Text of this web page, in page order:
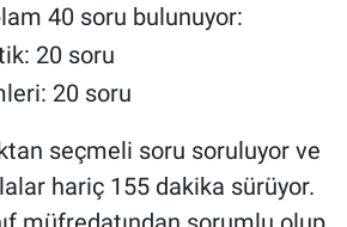
40 soru bulunuyor:
20 soru
20 soru
seçmeli soru soruluyor ve
hariç 155 dakika sürüyor.